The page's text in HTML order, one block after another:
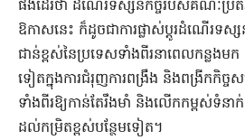
ផងដែរថា ដំណើរទស្សនកិច្ចរបស់គណៈប្រ
ឱកាសនេះ ក៏ដូចជាការផ្លាស់ប្ដូរដំណើរទស្ស
ជាន់ខ្ពស់នៃប្រទេសទាំងពីរនាពេលកន្លង
ទៀតក្នុងការជំរុញការពង្រឹង និងពង្រីកកិច្ច
ទាំងពីរឱ្យកាន់តែរឹងមាំ និងលេីកកម្ពស់ទំន
ដល់កម្រិតខ្ពស់បន្ថែមទៀត។